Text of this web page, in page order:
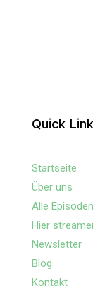
Quick
Startseite
Über uns
Alle Episoden
Hier
Newsletter
Blog
Kontakt